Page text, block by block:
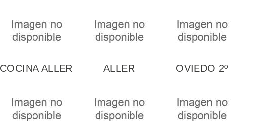
COCINA ALLER
ALLER
OVIEDO 2º